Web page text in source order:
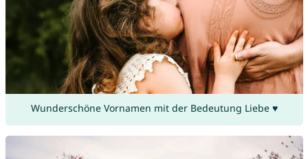
Wunderschöne Vornamen mit der Bedeutung Liebe ♥